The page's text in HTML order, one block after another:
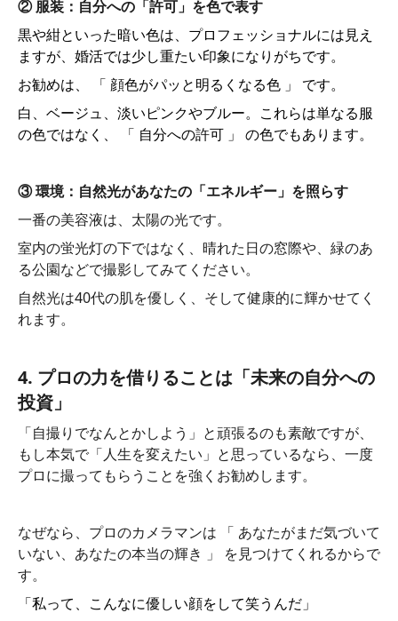
② 服装：自分への「許可」を色で表す
黒や紺といった暗い色は、プロフェッショナルには見え
ますが、婚活では少し重たい印象になりがちです。
お勧めは、 「 顔色がパッと明るくなる色 」 です。
白、ベージュ、淡いピンクやブルー。これらは単なる服
の色ではなく、 「 自分への許可 」 の色でもあります。
③ 環境：自然光があなたの「エネルギー」を照らす
一番の美容液は、太陽の光です。
室内の蛍光灯の下ではなく、晴れた日の窓際や、緑のあ
る公園などで撮影してみてください。
自然光は40代の肌を優しく、そして健康的に輝かせてく
れます。
4. プロの力を借りることは「未来の自分への
投資」
「自撮りでなんとかしよう」と頑張るのも素敵ですが、
もし本気で「人生を変えたい」と思っているなら、一度
プロに撮ってもらうことを強くお勧めします。
なぜなら、プロのカメラマンは 「 あなたがまだ気づいて
いない、あなたの本当の輝き 」 を見つけてくれるからで
す。
「私って、こんなに優しい顔をして笑うんだ」